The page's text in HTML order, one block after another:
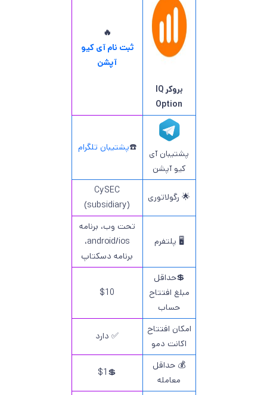
بروکر IQ
Option
🔥
ثبت نام آی کیو
آپشن
پشتیبان آی
کیو آپشن
☎️پشتیبان تلگرام
🌟 رگولاتوری
CySEC
(subsidiary)
🖥 پلتفرم
تحت وب، برنامه
android/ios،
برنامه دسکتاپ
💲حداقل
مبلغ افتتاح
حساب
$10
امکان افتتاح
اکانت دمو
✅ دارد
💰 حداقل
معامله
💲$1